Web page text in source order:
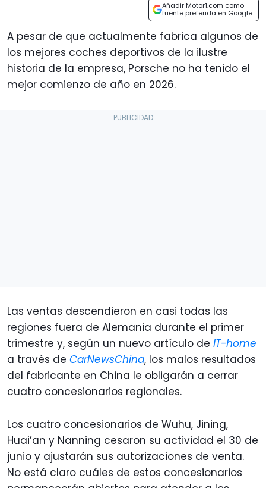
Añadir Motor1.com como
fuente preferida en Google
A pesar de que actualmente fabrica algunos de
los mejores coches deportivos de la ilustre
historia de la empresa, Porsche no ha tenido el
mejor comienzo de año en 2026.
Las ventas descendieron en casi todas las
regiones fuera de Alemania durante el primer
trimestre y, según un nuevo artículo de IT-home
a través de CarNewsChina, los malos resultados
del fabricante en China le obligarán a cerrar
cuatro concesionarios regionales.
Los cuatro concesionarios de Wuhu, Jining,
Huai’an y Nanning cesaron su actividad el 30 de
junio y ajustarán sus autorizaciones de venta.
No está claro cuáles de estos concesionarios